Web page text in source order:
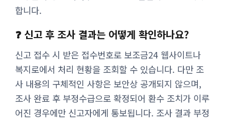
합니다.
❓ 신고 후 조사 결과는 어떻게 확인하나요?
신고 접수 시 받은 접수번호로 보조금24 웹사이트나
복지로에서 처리 현황을 조회할 수 있습니다. 다만 조
사 내용의 구체적인 사항은 보안상 공개되지 않으며,
조사 완료 후 부정수급으로 확정되어 환수 조치가 이루
어진 경우에만 신고자에게 통보됩니다. 조사 결과 부정